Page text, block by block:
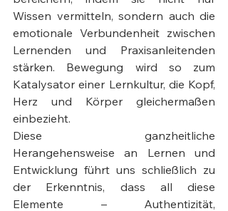
Wissen vermitteln, sondern auch die
emotionale Verbundenheit zwischen
Lernenden und Praxisanleitenden
stärken. Bewegung wird so zum
Katalysator einer Lernkultur, die Kopf,
Herz und Körper gleichermaßen
einbezieht.
Diese ganzheitliche
Herangehensweise an Lernen und
Entwicklung führt uns schließlich zu
der Erkenntnis, dass all diese
Elemente – Authentizität,